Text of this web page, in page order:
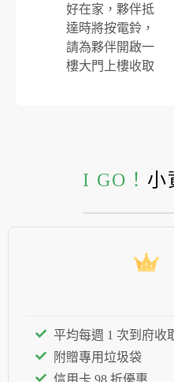
好在家，夥伴抵
達時將按電鈴，
請為夥伴開啟一
樓大門上樓收取
I GO！ ⼩
平均每週 1 次到府收
附贈專用垃圾袋
信用卡 98 折優惠